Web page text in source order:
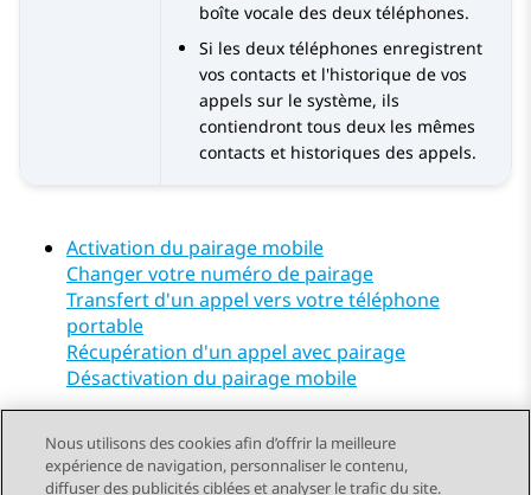
boîte vocale des deux téléphones.
Si les deux téléphones enregistrent
vos contacts et l'historique de vos
appels sur le système, ils
contiendront tous deux les mêmes
contacts et historiques des appels.
Activation du pairage mobile
Changer votre numéro de pairage
Transfert d'un appel vers votre téléphone
portable
Récupération d'un appel avec pairage
Désactivation du pairage mobile
Nous utilisons des cookies afin d’offrir la meilleure
expérience de navigation, personnaliser le contenu,
diffuser des publicités ciblées et analyser le trafic du site.